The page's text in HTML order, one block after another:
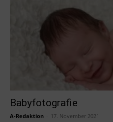
Babyfotografie
A-Redaktion 17. November 2021